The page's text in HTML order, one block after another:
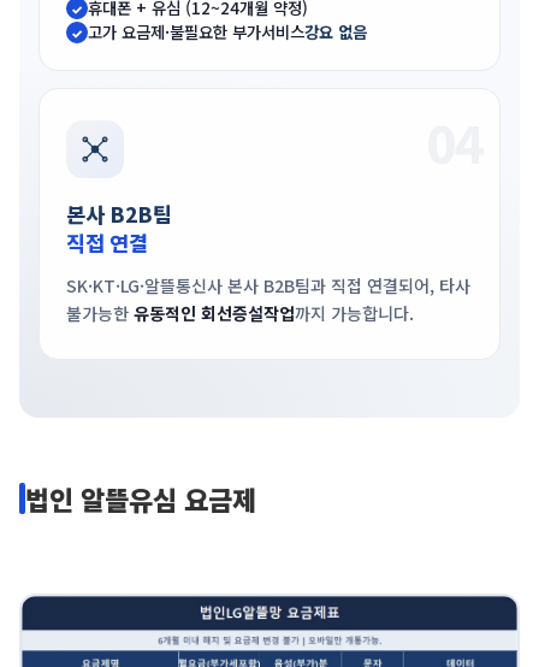
✓ 휴대폰 + 유심 (12~24개월 약정)
✓ 고가 요금제·불필요한 부가서비스강요 없음
본사 B2B팀
직접 연결
SK·KT·LG·알뜰통신사 본사 B2B팀과 직접 연결되어, 타사
불가능한 유동적인 회선증설작업까지 가능합니다.
법인 알뜰유심 요금제